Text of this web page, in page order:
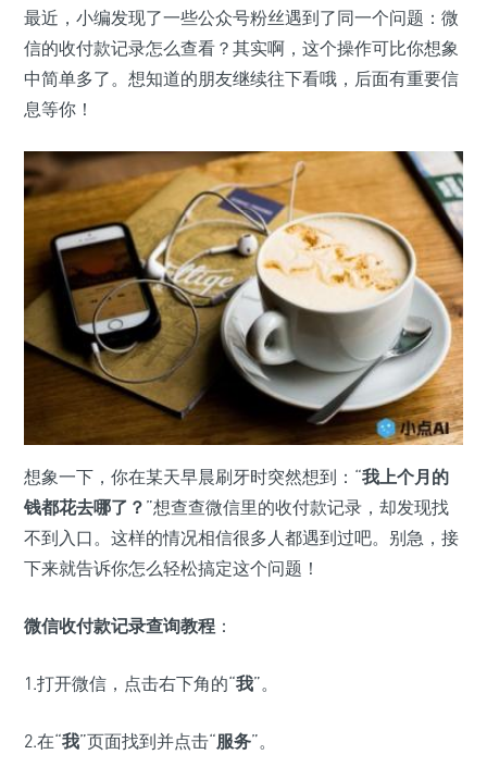
最近，小编发现了一些公众号粉丝遇到了同一个问题：微
信的收付款记录怎么查看？其实啊，这个操作可比你想象
中简单多了。想知道的朋友继续往下看哦，后面有重要信
息等你！
想象一下，你在某天早晨刷牙时突然想到：“我上个月的
钱都花去哪了？ ”想查查微信里的收付款记录，却发现找
不到入口。这样的情况相信很多人都遇到过吧。别急，接
下来就告诉你怎么轻松搞定这个问题！
微信收付款记录查询教程 ：
1.打开微信，点击右下角的“我”。
2.在“我”页面找到并点击“服务”。